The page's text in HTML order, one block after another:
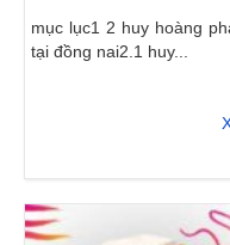
mục lục1 2 huy hoàng
tại đồng nai2.1 huy...